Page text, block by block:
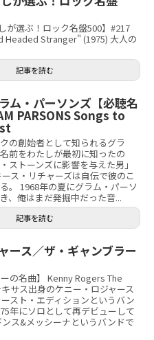
が選ぶ！ロック名盤500】#217
Headed Stranger" (1975) 大人の
記事を読む
ム・パーソンズ【必聴名
PARSONS Songs to
の創始者として知られるグラ
前をわたしが最初に知ったの
ストーンズに影響を与えた男」
ス・リチャーズは自伝で彼のこ
。 1968年の夏にグラム・パーソ
、俺はまだ発掘中だった音...
記事を読む
ース／ザ・ギャンブラー
ーの名曲】 Kenny Rogers The
サス出身のケニー・ロジャース
スト・エディションというバン
年にソロとして再デビューして
ス&メッシーナというバンドで